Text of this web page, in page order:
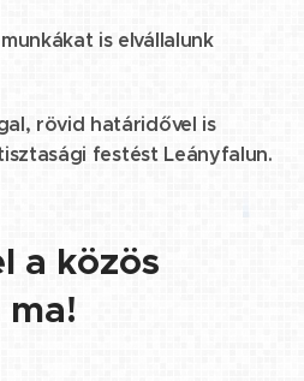
is elvállalunk
rövid határidővel is
festést Leányfalun.
a közös